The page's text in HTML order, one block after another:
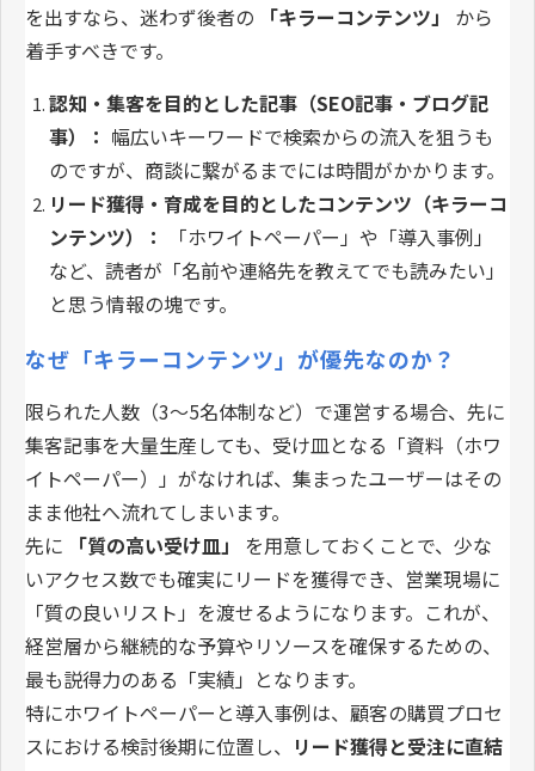
を出すなら、迷わず後者の
「キラーコンテンツ」
から
着手すべきです。
認知・集客を目的とした記事（SEO記事・ブログ記
事）： 幅広いキーワードで検索からの流入を狙うも
のですが、商談に繋がるまでには時間がかかります。
リード獲得・育成を目的としたコンテンツ（キラーコ
ンテンツ）：
「ホワイトペーパー」や「導入事例」
など、読者が「名前や連絡先を教えてでも読みたい」
と思う情報の塊です。
なぜ「キラーコンテンツ」が優先なのか？
限られた人数（3〜5名体制など）で運営する場合、先に
集客記事を大量生産しても、受け皿となる「資料（ホワ
イトペーパー）」がなければ、集まったユーザーはその
まま他社へ流れてしまいます。
先に
「質の高い受け皿」
を用意しておくことで、少な
いアクセス数でも確実にリードを獲得でき、営業現場に
「質の良いリスト」を渡せるようになります。これが、
経営層から継続的な予算やリソースを確保するための、
最も説得力のある「実績」となります。
特にホワイトペーパーと導入事例は、顧客の購買プロセ
スにおける検討後期に位置し、 リード獲得と受注に直結